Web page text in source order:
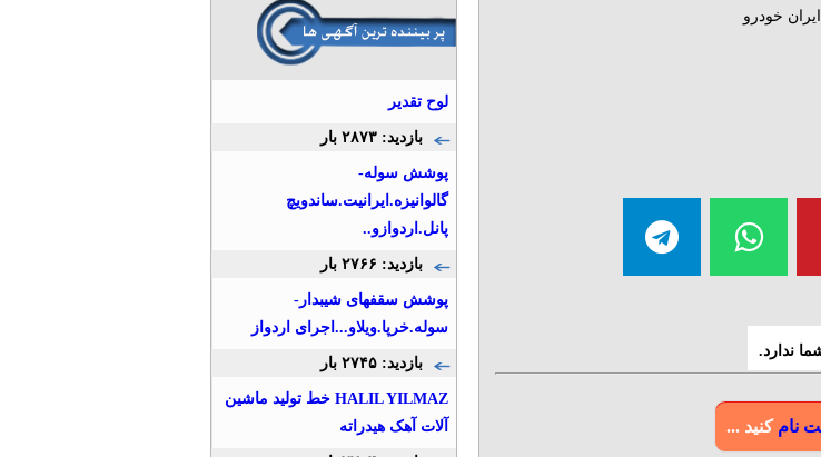
ندارد.
نام کنید ...
لوح تقدیر
بازدید: ۲۸۷۳ بار
پوشش سوله-
گالوانیزه.ایرانیت.ساندویچ
پانل.اردوازو..
بازدید: ۲۷۶۶ بار
پوشش سقفهای شیبدار-
سوله.خرپا.ویلاو...اجرای اردواز
بازدید: ۲۷۴۵ بار
HALIL YILMAZ خط تولید ماشین
آلات آهک هیدراته